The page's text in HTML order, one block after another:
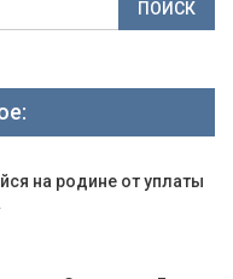
на родине от уплаты